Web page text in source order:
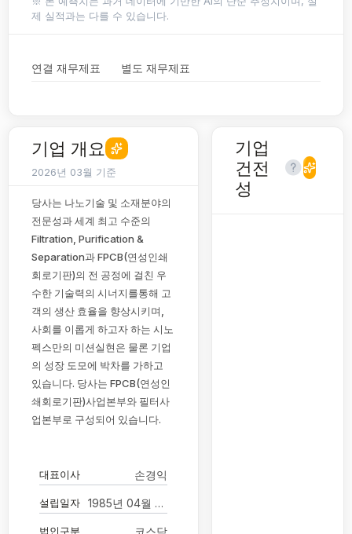
제 실적과는 다를 수 있습니다.
연결 재무제표 별도 재무제표
기업 개요
2026년 03월 기준
당사는 나노기술 및 소재분야의
전문성과 세계 최고 수준의
Filtration, Purification &
Separation과 FPCB(연성인쇄
회로기판)의 전 공정에 걸친 우
수한 기술력의 시너지를통해 고
객의 생산 효율을 향상시키며,
사회를 이롭게 하고자 하는 시노
펙스만의 미션실현은 물론 기업
의 성장 도모에 박차를 가하고
있습니다. 당사는 FPCB(연성인
쇄회로기판)사업본부와 필터사
업본부로 구성되어 있습니다.
대표이사 손경익
설립일자 1985년 04월 18일
법인구분 코스닥
기업
건전
성